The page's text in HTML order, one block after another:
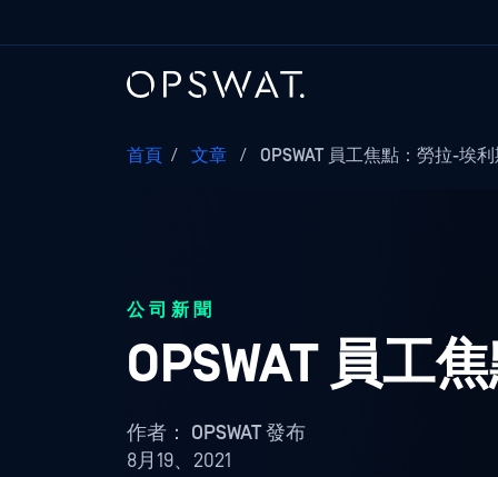
首頁 / 文章 / OPSWAT 員工焦點：勞拉-埃
公司新聞
OPSWAT 員工
作者： OPSWAT 發布
8月19、2021